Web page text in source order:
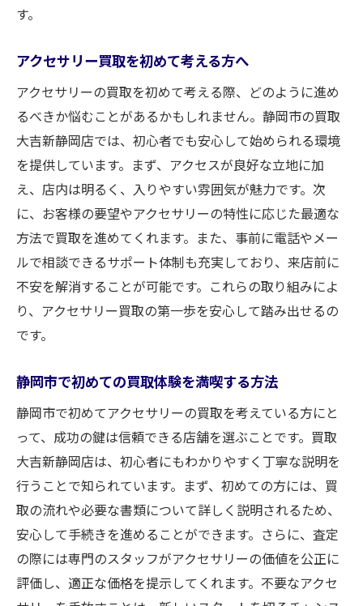
す。
アクセサリー買取を初めて考える方へ
アクセサリーの買取を初めて考える際、どのように進め
るべきか悩むことがあるかもしれません。静岡市の買取
大吉新静岡店では、初心者でも安心して始められる環境
を提供しています。まず、アクセスが良好な立地に加
え、店内は明るく、入りやすい雰囲気が魅力です。次
に、お客様の要望やアクセサリーの特性に応じた最適な
方法で買取を進めてくれます。また、事前に電話やメー
ルで相談できるサポート体制も充実しており、来店前に
不安を解消することが可能です。これらの取り組みによ
り、アクセサリー買取の第一歩を安心して踏み出せるの
です。
静岡市で初めての買取体験を満喫する方法
静岡市で初めてアクセサリーの買取を考えている方にと
って、成功の鍵は信頼できる店舗を選ぶことです。買取
大吉新静岡店は、初心者にもわかりやすく丁寧な説明を
行うことで知られています。まず、初めての方には、買
取の流れや必要な書類について詳しく説明されるため、
安心して手続きを進めることができます。さらに、査定
の際には専門のスタッフがアクセサリーの価値を公正に
評価し、適正な価格を提示してくれます。不要なアクセ